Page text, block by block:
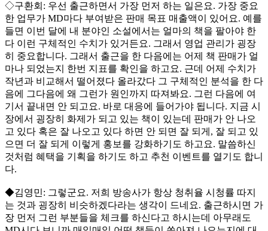
◇구환회: 우선 출근하면서 가장 먼저 하는 일은요. 가장 중요
한 업무가 MD마다 부여받은 판매 목표 매출액이 있어요. 예를
들면 이번 달에 내 분야인 소설에서는 얼마의 책을 팔아야 한
다 이런 구체적인 수치가 있거든요. 그래서 영업 관리가 굉장
히 중요합니다. 그래서 출근을 한 다음에는 어제 책 판매가 얼
마나 되었는지 한번 지표를 확인을 하고요. 근데 어제 수치가
작년과 비교해서 떨어졌다 올라갔다 그 구체적인 분석을 한 다
음에 그다음에 왜 그런가 원인까지 따져봐요. 그런 다음에 여
기서 끝내면 안 되고요. 바로 대응에 들어가야 됩니다. 지금 시
장에서 굉장히 화제가 되고 있는 책이 있는데 판매가 안 나오
고 있다 혹은 잘 나오고 있다 하면 안 되면 잘 되게, 잘 되고 있
으면 더 잘 되게 이렇게 홍보를 강화하기도 하고요. 말씀하신
것처럼 혜택을 기획을 하기도 하고 추천 이벤트를 열기도 합니
다.
◆김영민: 그렇군요. 저희 방송사가 항상 청취율 시청률 따지
는 것과 굉장히 비슷하겠다라는 생각이 드네요. 출근하시면 가
장 먼저 그런 부분들을 체크를 하신다고 하시는데 아무래도